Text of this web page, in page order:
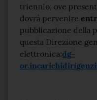
triennio, ove
dovrà pervenire
pubblicazione della
questa Direzione
elettronica:dg-